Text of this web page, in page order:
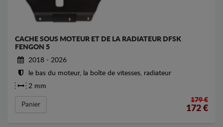
CACHE SOUS MOTEUR ET DE LA RADIATEUR DFSK
FENGON 5
2018 - 2026
le bas du moteur, la boîte de vitesses, radiateur
2 mm
Panier
179 €
172 €